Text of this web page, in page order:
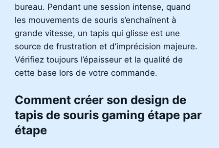
bureau. Pendant une session intense, quand
les mouvements de souris s’enchaînent à
grande vitesse, un tapis qui glisse est une
source de frustration et d’imprécision majeure.
Vérifiez toujours l’épaisseur et la qualité de
cette base lors de votre commande.
Comment créer son design de
tapis de souris gaming étape par
étape